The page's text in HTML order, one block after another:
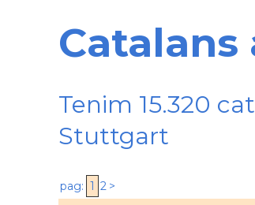
Tenim 15.320
Stuttgart
pag: 1 2 >